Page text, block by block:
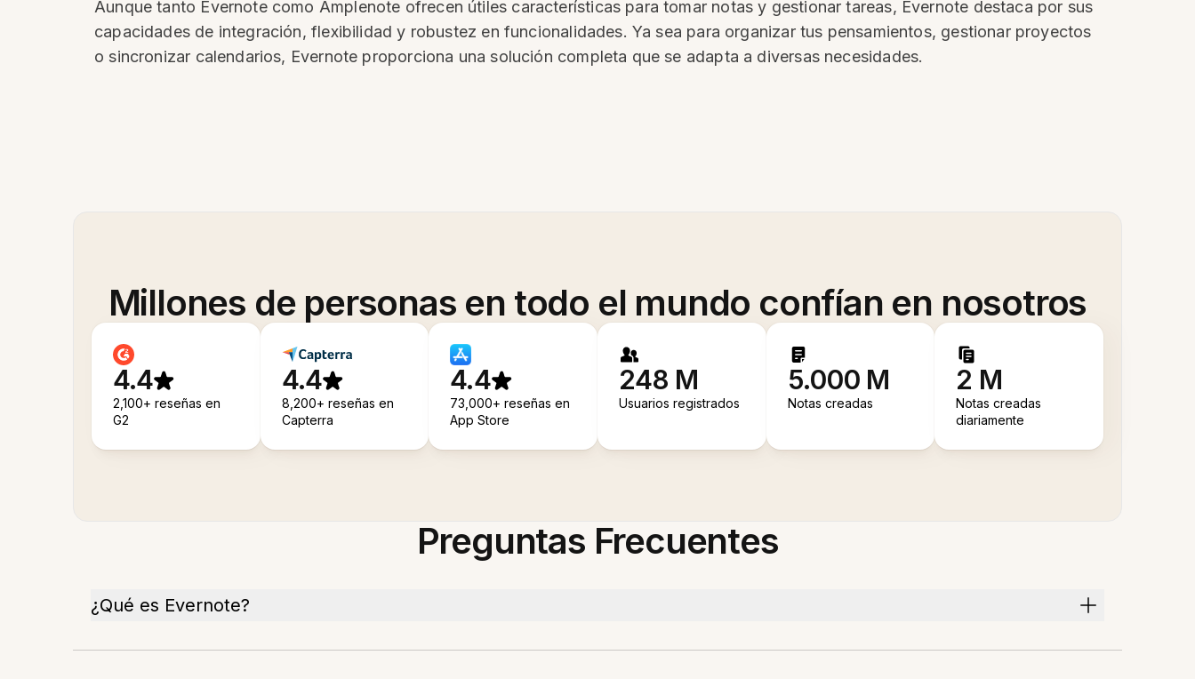
Aunque tanto Evernote como Amplenote ofrecen útiles características para tomar notas y gestionar tareas, Evernote destaca por sus
capacidades de integración, flexibilidad y robustez en funcionalidades. Ya sea para organizar tus pensamientos, gestionar proyectos
o sincronizar calendarios, Evernote proporciona una solución completa que se adapta a diversas necesidades.
Millones de personas en todo el mundo confían en nosotros
4.4
2,100+ reseñas en
G2
4.4
8,200+ reseñas en
Capterra
4.4
73,000+ reseñas en
App Store
248 M
Usuarios registrados
5.000 M
Notas creadas
2 M
Notas creadas
diariamente
Preguntas Frecuentes
¿Qué es Evernote?